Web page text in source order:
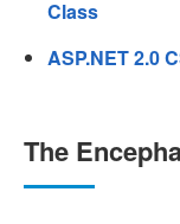
Class
ASP.NET 2.0
The